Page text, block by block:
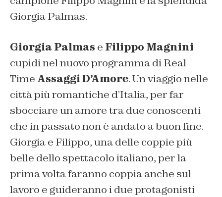
Giorgia Palmas.
Giorgia Palmas e Filippo Magnini
cupidi nel nuovo programma di Real
Time Assaggi D’Amore. Un viaggio nelle
città più romantiche d’Italia, per far
sbocciare un amore tra due conoscenti
che in passato non è andato a buon fine.
Giorgia e Filippo, una delle coppie più
belle dello spettacolo italiano, per la
prima volta faranno coppia anche sul
lavoro e guideranno i due protagonisti